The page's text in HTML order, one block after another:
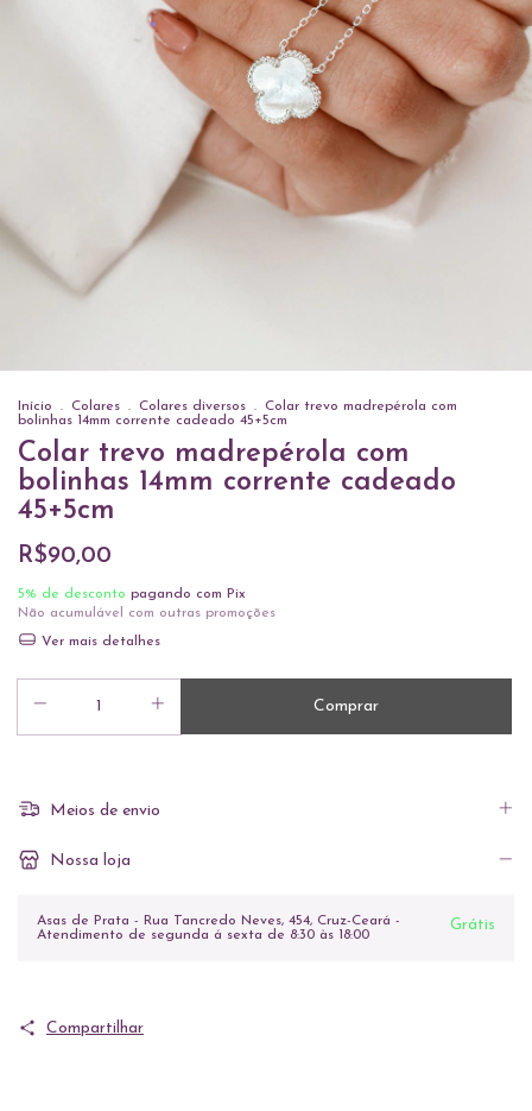
Início . Colares . Colares diversos .
Colar trevo madrepérola com
bolinhas 14mm corrente cadeado 45+5cm
Colar trevo madrepérola com
bolinhas 14mm corrente cadeado
45+5cm
R$90,00
5% de desconto pagando com Pix
Não acumulável com outras promoções
Ver mais detalhes
Meios de envio
Nossa loja
Asas de Prata - Rua Tancredo Neves, 454, Cruz-Ceará -
Atendimento de segunda á sexta de 8:30 às 18:00
Grátis
Compartilhar